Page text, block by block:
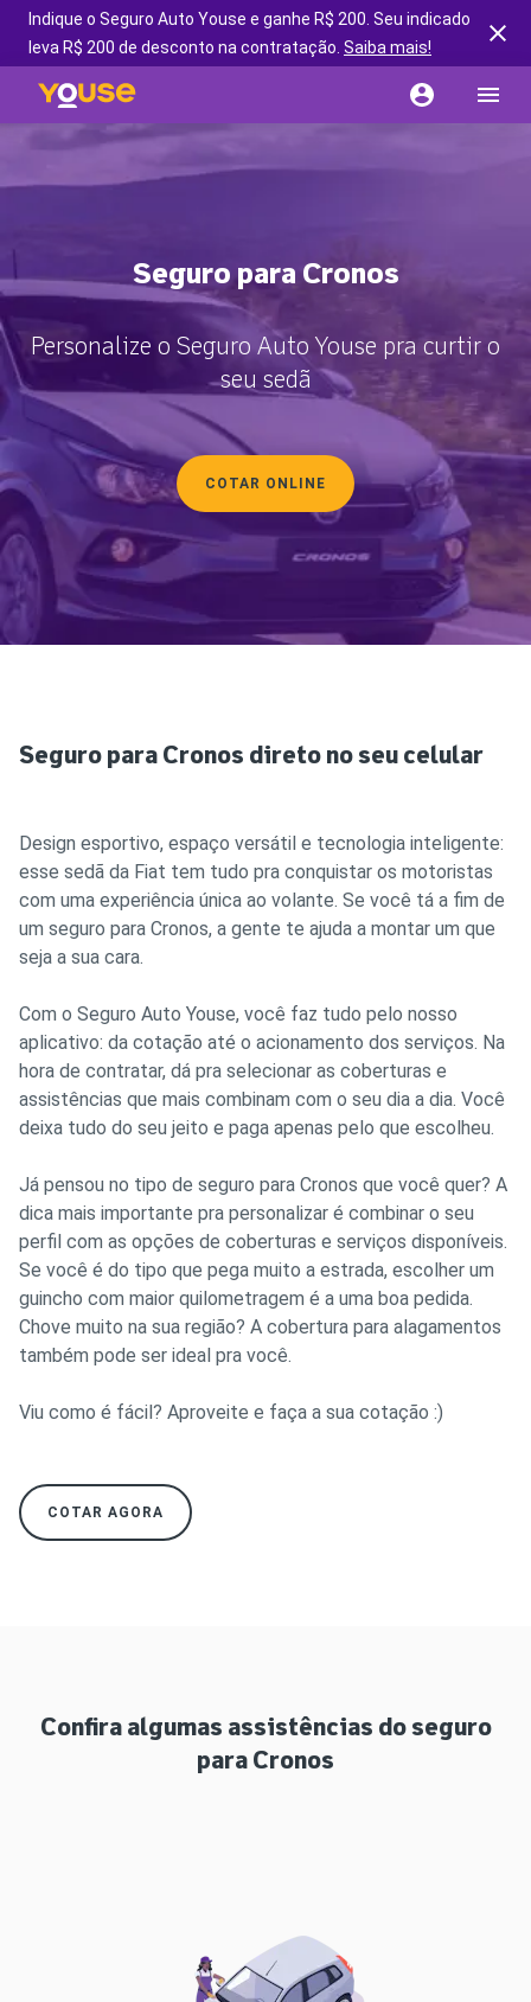
Indique o Seguro Auto Youse e ganhe R$ 200. Seu indicado
leva R$ 200 de desconto na contratação. Saiba mais!
Seguro para Cronos
Personalize o Seguro Auto Youse pra curtir o
seu sedã
COTAR ONLINE
Seguro para Cronos direto no seu celular
Design esportivo, espaço versátil e tecnologia inteligente:
esse sedã da Fiat tem tudo pra conquistar os motoristas
com uma experiência única ao volante. Se você tá a fim de
um seguro para Cronos, a gente te ajuda a montar um que
seja a sua cara.
Com o Seguro Auto Youse, você faz tudo pelo nosso
aplicativo: da cotação até o acionamento dos serviços. Na
hora de contratar, dá pra selecionar as coberturas e
assistências que mais combinam com o seu dia a dia. Você
deixa tudo do seu jeito e paga apenas pelo que escolheu.
Já pensou no tipo de seguro para Cronos que você quer? A
dica mais importante pra personalizar é combinar o seu
perfil com as opções de coberturas e serviços disponíveis.
Se você é do tipo que pega muito a estrada, escolher um
guincho com maior quilometragem é a uma boa pedida.
Chove muito na sua região? A cobertura para alagamentos
também pode ser ideal pra você.
Viu como é fácil? Aproveite e faça a sua cotação :)
COTAR AGORA
Confira algumas assistências do seguro
para Cronos